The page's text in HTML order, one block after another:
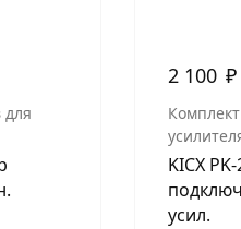
2 100 ₽
KICX
усил.